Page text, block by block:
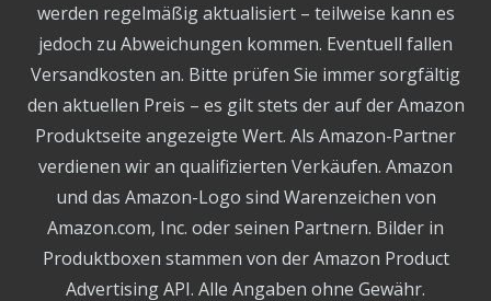
werden regelmäßig aktualisiert – teilweise kann es
jedoch zu Abweichungen kommen. Eventuell fallen
Versandkosten an. Bitte prüfen Sie immer sorgfältig
den aktuellen Preis – es gilt stets der auf der Amazon
Produktseite angezeigte Wert. Als Amazon-Partner
verdienen wir an qualifizierten Verkäufen. Amazon
und das Amazon-Logo sind Warenzeichen von
Amazon.com, Inc. oder seinen Partnern. Bilder in
Produktboxen stammen von der Amazon Product
Advertising API. Alle Angaben ohne Gewähr.